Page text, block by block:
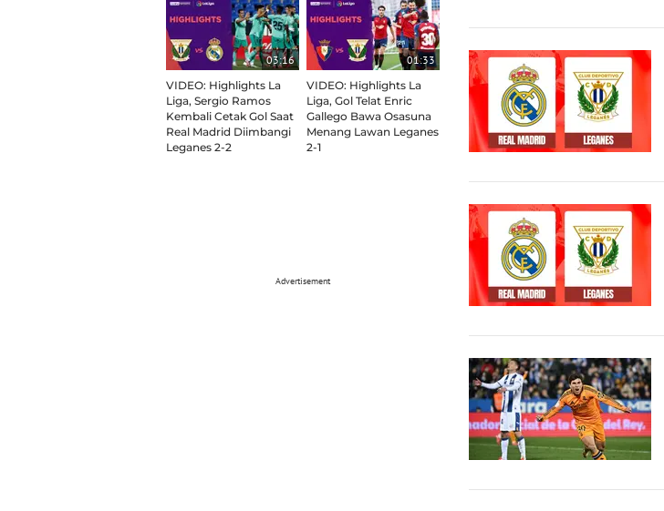
03:16
VIDEO: Highlights La
Liga, Sergio Ramos
Kembali Cetak Gol Saat
Real Madrid Diimbangi
Leganes 2-2
01:33
VIDEO: Highlights La
Liga, Gol Telat Enric
Gallego Bawa Osasuna
Menang Lawan Leganes
2-1
Advertisement